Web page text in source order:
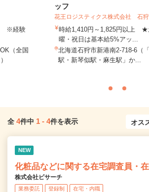
※経験
（全国
ッフ
花王ロジスティクス株式会社 石
時給1,410円～1,825円以上 ★
曜・祝日は基本給5%アッ...
北海道石狩市新港南2-718-6（
駅・新琴似駅・麻生駅」か...
全 4件中 1 - 4件を表示
NEW
化粧品などに関する在宅調査員・
株式会社ビサーチ
業務委託 登録制 在宅・内職